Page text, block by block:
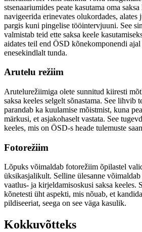
stsenaariumides peate kasutama oma
navigeerida erinevates olukordades, alates
pargis kuni pingelise tööintervjuuni. See
valmistab teid ette saksa keele
aidates teil end ÖSD kõnekomponendi
enesekindlalt tunda.
Arutelu režiim
Arutelurežiimiga olete sunnitud kiiresti
saksa keeles selgelt sõnastama. See lihvib
parandab ka kuulamise mõistmist, kuna
märkusi, et asjakohaselt vastata. See
keeles, mis on ÖSD-s heade tulemuste
Fotorežiim
Lõpuks võimaldab fotorežiim õpilastel
üksikasjalikult. Selline ülesanne
vaatlus- ja kirjeldamisoskusi saksa keeles.
kõnetesti üht aspekti, mis nõuab, et
pildiseeriat, seega on see väga kasulik.
Kokkuvõtteks